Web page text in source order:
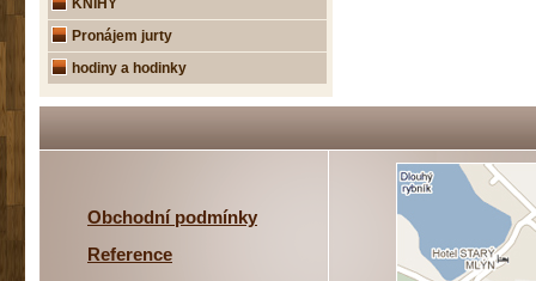
KNIHY
Pronájem jurty
hodiny a hodinky
Obchodní podmínky
Reference